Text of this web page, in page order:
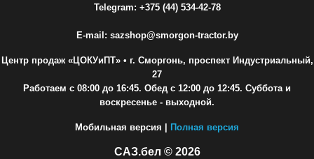
Telegram: +375 (44) 534-42-78
E-mail: sazshop@smorgon-tractor.by
Центр продаж «ЦОКУиПТ»• г. Сморгонь, проспект Индустриальный,
27
Работаем с 08:00 до 16:45. Обед с 12:00 до 12:45. Суббота и
воскресенье - выходной.
Мобильная версия | Полная версия
САЗ.бел © 2026